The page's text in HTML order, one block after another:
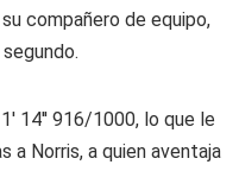
compañero de equipo,
14'' 916/1000, lo que le
a Norris, a quien aventaja